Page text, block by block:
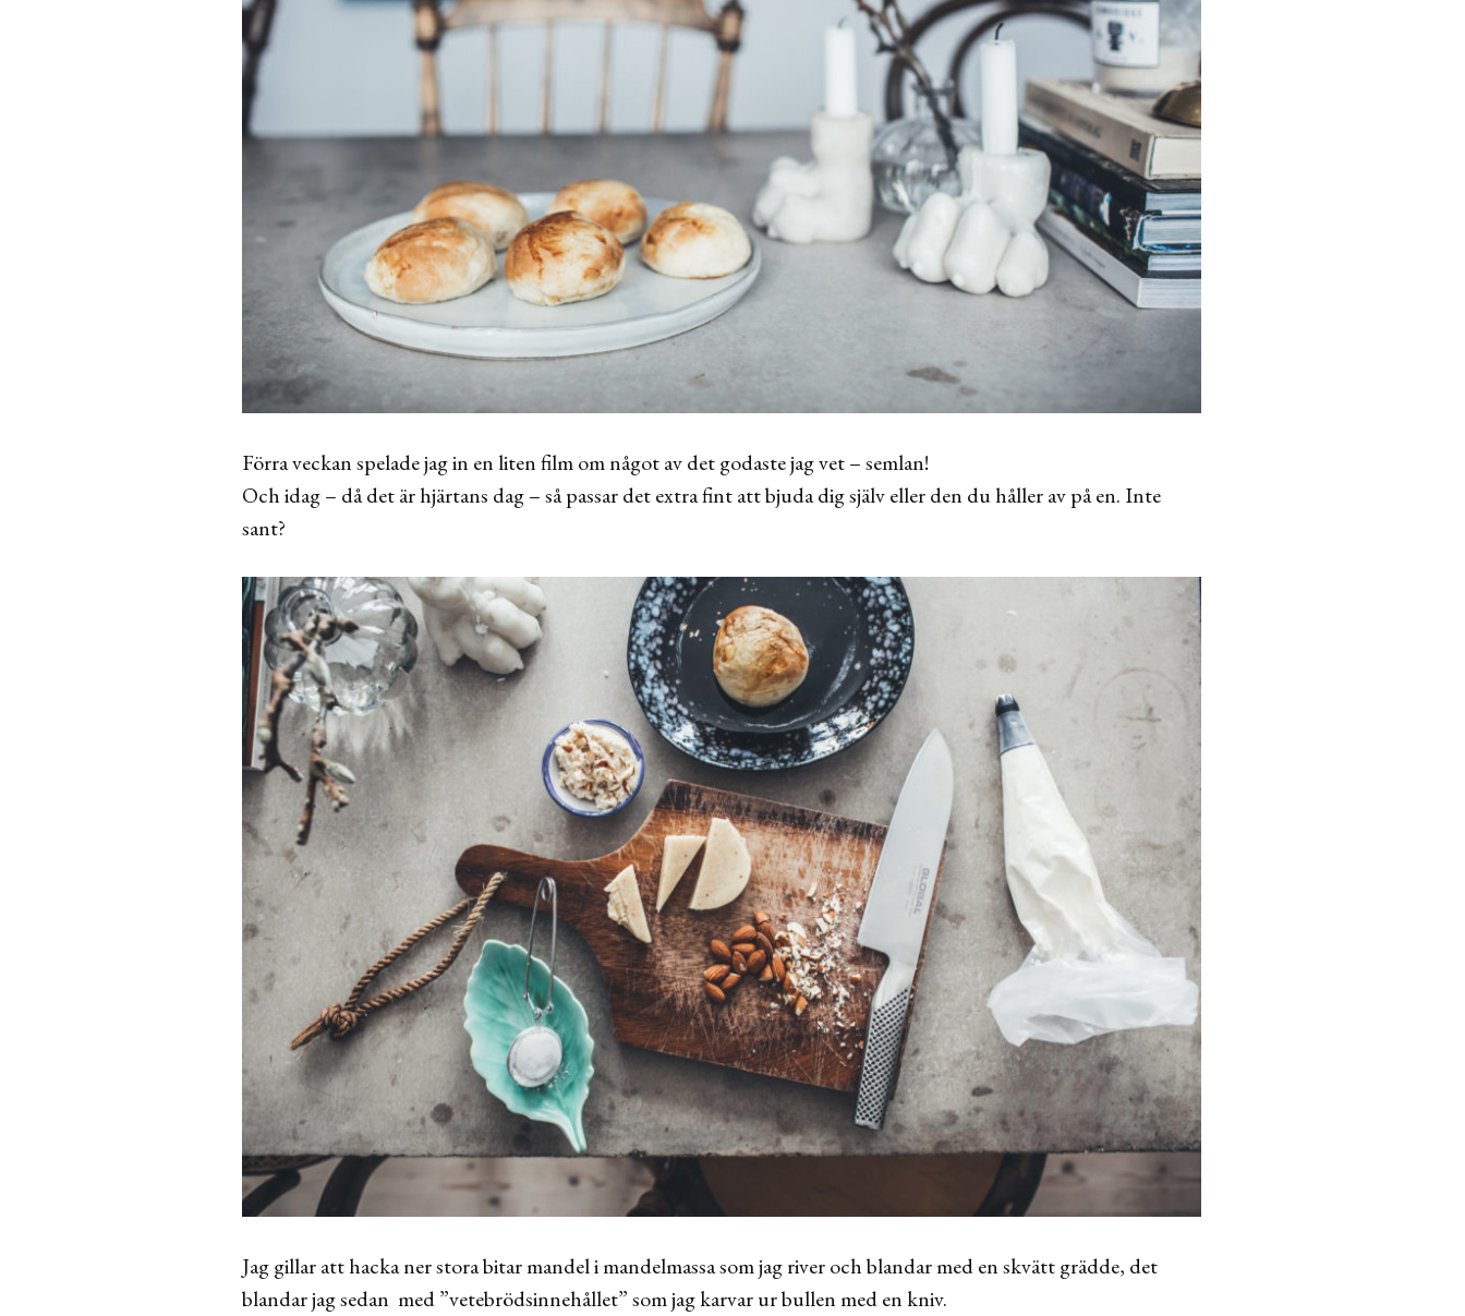
Förra veckan spelade jag in en liten film om något av det godaste jag vet – semlan!
Och idag – då det är hjärtans dag – så passar det extra fint att bjuda dig själv eller den du håller av på en. Inte
sant?
Jag gillar att hacka ner stora bitar mandel i mandelmassa som jag river och blandar med en skvätt grädde, det
blandar jag sedan med ”vetebrödsinnehållet” som jag karvar ur bullen med en kniv.